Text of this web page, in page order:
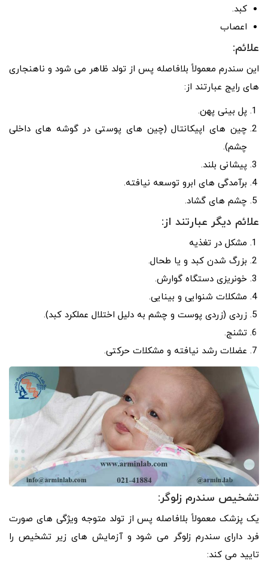
کبد.
اعصاب
علائم:
این سندرم معمولاً بلافاصله پس از تولد ظاهر می شود و ناهنجاری
های رایج عبارتند از:
پل بینی پهن.
چین های اپیکانتال (چین های پوستی در گوشه های داخلی
چشم).
پیشانی بلند.
برآمدگی های ابرو توسعه نیافته.
چشم های گشاد.
علائم دیگر عبارتند از:
مشکل در تغذیه
بزرگ شدن کبد و یا طحال.
خونریزی دستگاه گوارش.
مشکلات شنوایی و بینایی.
زردی (زردی پوست و چشم به دلیل اختلال عملکرد کبد).
تشنج.
عضلات رشد نیافته و مشکلات حرکتی.
تشخیص سندرم زلوگر:
یک پزشک معمولاً بلافاصله پس از تولد متوجه ویژگی های صورت
فرد دارای سندرم زلوگر می شود و آزمایش های زیر تشخیص را
تایید می کند: